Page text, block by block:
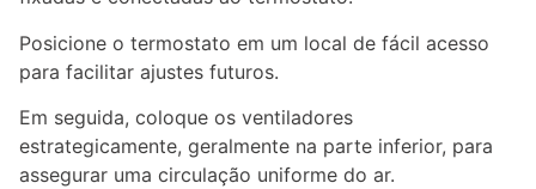
Posicione o termostato em um local de fácil acesso
para facilitar ajustes futuros.
Em seguida, coloque os ventiladores
estrategicamente, geralmente na parte inferior, para
assegurar uma circulação uniforme do ar.